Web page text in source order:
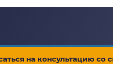
на консультацию со